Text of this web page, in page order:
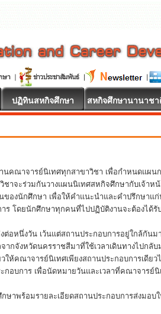
ปฏิทินสหกิจศึกษา สหกิจศึกษานานาชา
นคณาจารย์นิเทศทุกสาขาวิชา เพื่อกำหนดแผน
าจะร่วมกันวางแผนนิเทศสหกิจศึกษากับเจ้าห
ของนักศึกษา เพื่อให้คำแนะนำและคำปรึกษาแก่
ร โดยนักศึกษาทุกคนที่ไปปฏิบัติงานจะต้องได้รั
อหนึ่งวัน เว้นแต่สถานประกอบการอยู่ใกล้กันม
กจังหวัดนครราชสีมาที่ใช้เวลาเดินทางไปกลับ
ให้คณาจารย์นิเทศเพียงสถานประกอบการเดียว
อบการ เพื่อนัดหมายวันและเวลาที่คณาจารย์นิ
ษาพร้อมรายละเอียดสถานประกอบการส่งมอบ